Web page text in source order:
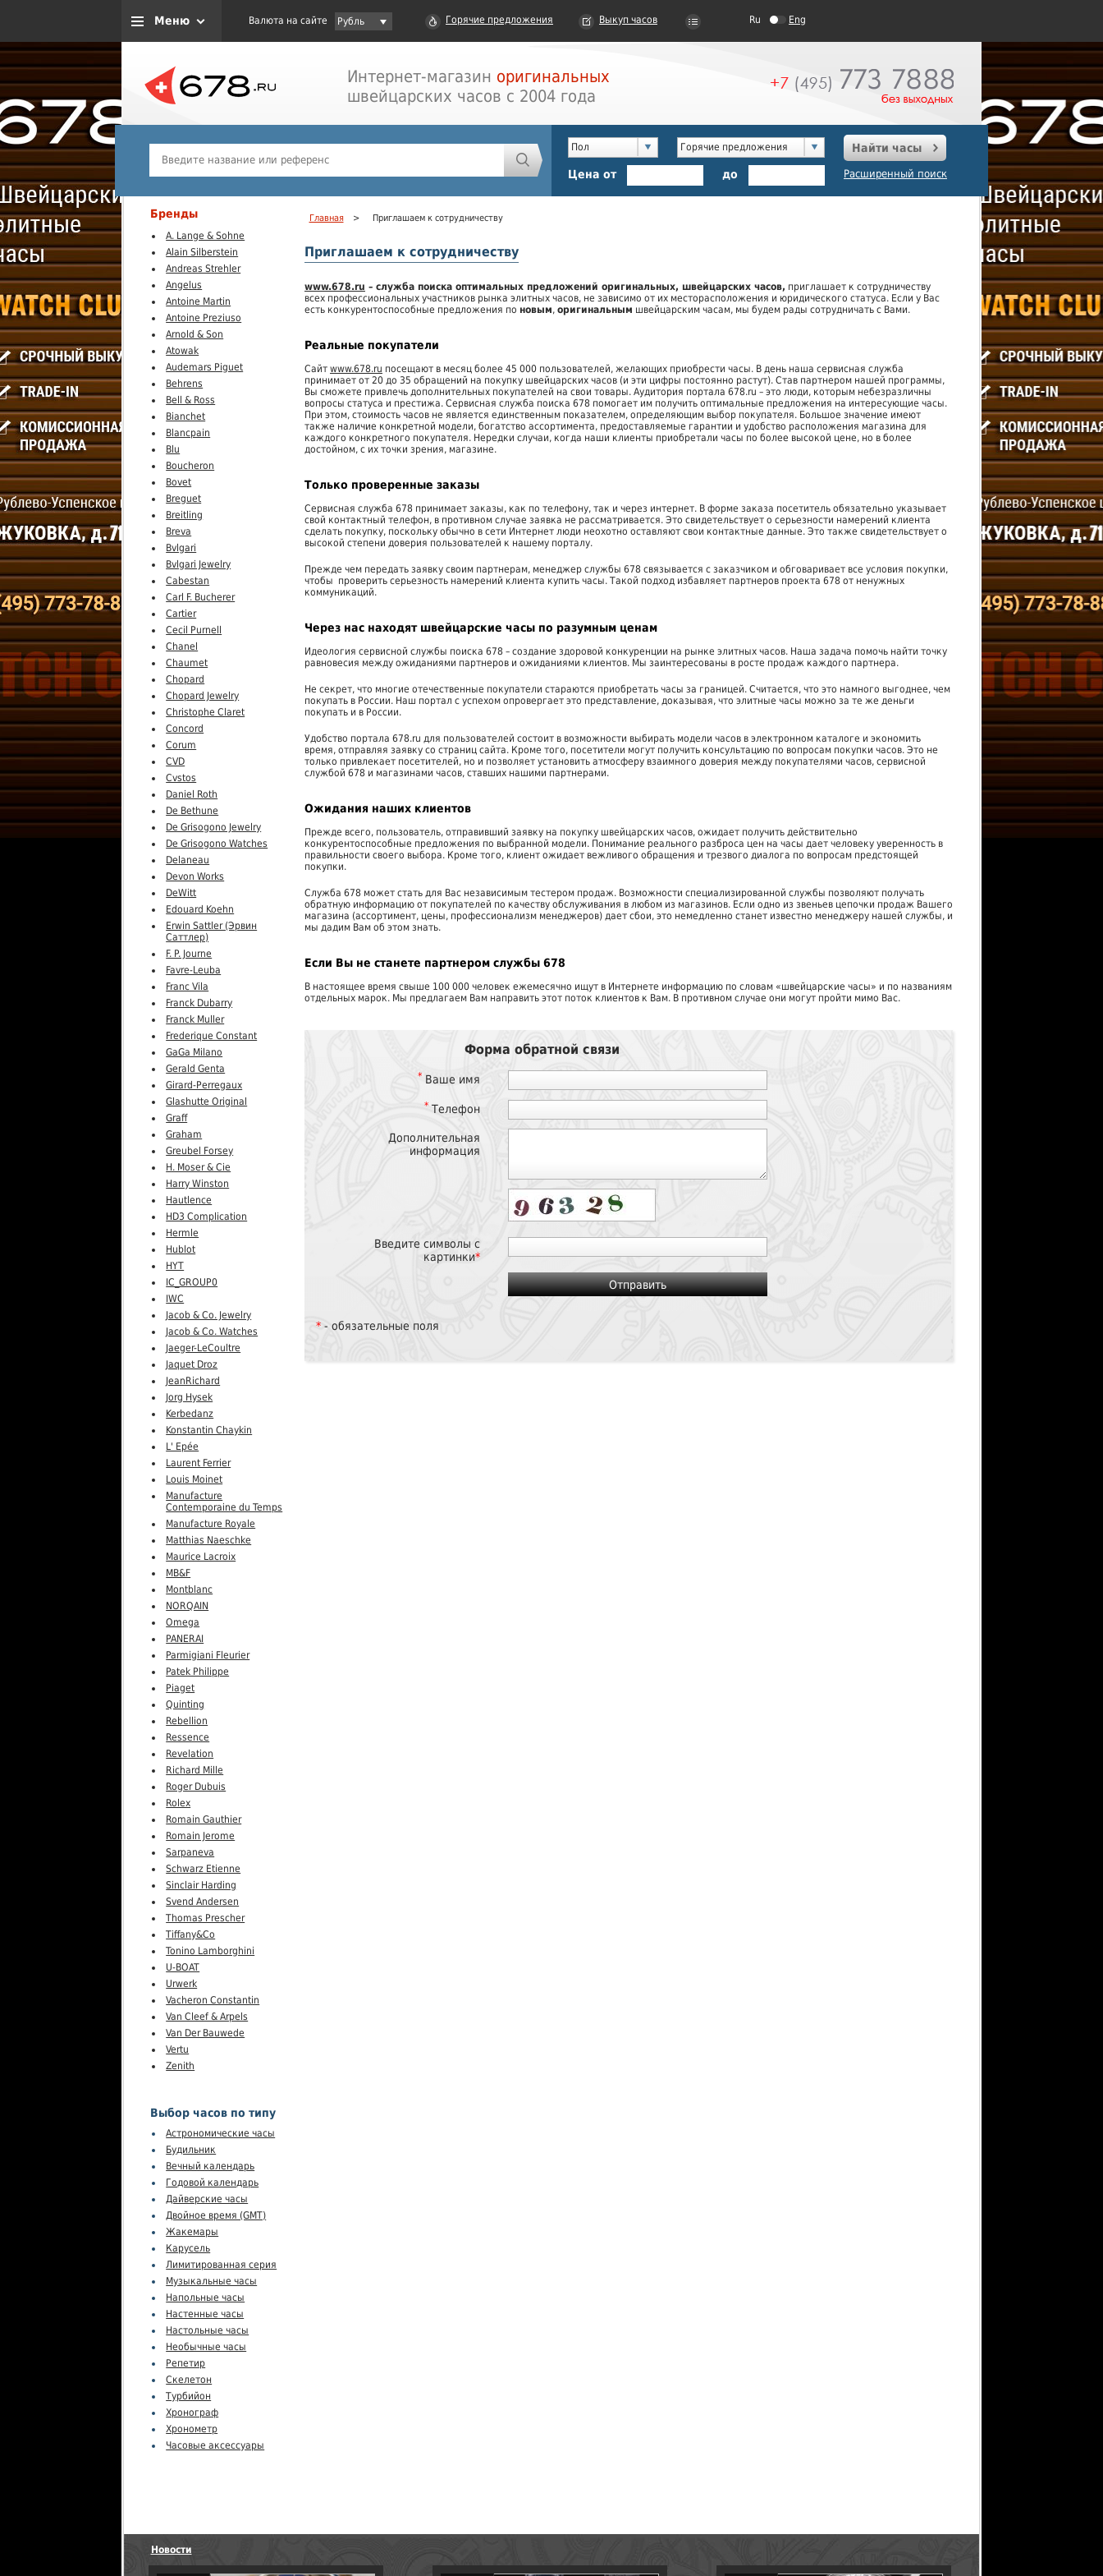
Меню Валюта на сайте Рубль Горячие предложения Выкуп часов Ru Eng
Интернет-магазин оригинальных
швейцарских часов с 2004 года
Пол Горячие предложения
Найти часы
Цена от
до Расширенный поиск
Бренды
A. Lange & Sohne
Alain Silberstein
Andreas Strehler
Angelus
Antoine Martin
Antoine Preziuso
Arnold & Son
Atowak
Audemars Piguet
Behrens
Bell & Ross
Bianchet
Blancpain
Blu
Boucheron
Bovet
Breguet
Breitling
Breva
Bvlgari
Bvlgari Jewelry
Cabestan
Carl F. Bucherer
Cartier
Cecil Purnell
Chanel
Chaumet
Chopard
Chopard Jewelry
Christophe Claret
Concord
Corum
CVD
Cvstos
Daniel Roth
De Bethune
De Grisogono Jewelry
De Grisogono Watches
Delaneau
Devon Works
DeWitt
Edouard Koehn
Erwin Sattler (Эрвин
Саттлер)
F. P. Journe
Favre-Leuba
Franc Vila
Franck Dubarry
Franck Muller
Frederique Constant
GaGa Milano
Gerald Genta
Girard-Perregaux
Glashutte Original
Graff
Graham
Greubel Forsey
H. Moser & Cie
Harry Winston
Hautlence
HD3 Complication
Hermle
Hublot
HYT
IC_GROUP0
IWC
Jacob & Co. Jewelry
Jacob & Co. Watches
Jaeger-LeCoultre
Jaquet Droz
JeanRichard
Jorg Hysek
Kerbedanz
Konstantin Chaykin
L' Epée
Laurent Ferrier
Louis Moinet
Manufacture
Contemporaine du Temps
Manufacture Royale
Matthias Naeschke
Maurice Lacroix
MB&F
Montblanc
NORQAIN
Omega
PANERAI
Parmigiani Fleurier
Patek Philippe
Piaget
Quinting
Rebellion
Ressence
Revelation
Richard Mille
Roger Dubuis
Rolex
Romain Gauthier
Romain Jerome
Sarpaneva
Schwarz Etienne
Sinclair Harding
Svend Andersen
Thomas Prescher
Tiffany&Co
Tonino Lamborghini
U-BOAT
Urwerk
Vacheron Constantin
Van Cleef & Arpels
Van Der Bauwede
Vertu
Zenith
Выбор часов по типу
Астрономические часы
Будильник
Вечный календарь
Годовой календарь
Дайверские часы
Двойное время (GMT)
Жакемары
Карусель
Лимитированная серия
Музыкальные часы
Напольные часы
Настенные часы
Настольные часы
Необычные часы
Репетир
Скелетон
Турбийон
Хронограф
Хронометр
Часовые аксессуары
Главная > Приглашаем к сотрудничеству
Приглашаем к сотрудничеству
www.678.ru – служба поиска оптимальных предложений оригинальных, швейцарских часов, приглашает к сотрудничеству
всех профессиональных участников рынка элитных часов, не зависимо от их месторасположения и юридического статуса. Если у Вас
есть конкурентоспособные предложения по новым, оригинальным швейцарским часам, мы будем рады сотрудничать с Вами.
Реальные покупатели
Сайт www.678.ru посещают в месяц более 45 000 пользователей, желающих приобрести часы. В день наша сервисная служба
принимает от 20 до 35 обращений на покупку швейцарских часов (и эти цифры постоянно растут). Став партнером нашей программы,
Вы сможете привлечь дополнительных покупателей на свои товары. Аудитория портала 678.ru – это люди, которым небезразличны
вопросы статуса и престижа. Сервисная служба поиска 678 помогает им получить оптимальные предложения на интересующие часы.
При этом, стоимость часов не является единственным показателем, определяющим выбор покупателя. Большое значение имеют
также наличие конкретной модели, богатство ассортимента, предоставляемые гарантии и удобство расположения магазина для
каждого конкретного покупателя. Нередки случаи, когда наши клиенты приобретали часы по более высокой цене, но в более
достойном, с их точки зрения, магазине.
Только проверенные заказы
Сервисная служба 678 принимает заказы, как по телефону, так и через интернет. В форме заказа посетитель обязательно указывает
свой контактный телефон, в противном случае заявка не рассматривается. Это свидетельствует о серьезности намерений клиента
сделать покупку, поскольку обычно в сети Интернет люди неохотно оставляют свои контактные данные. Это также свидетельствует о
высокой степени доверия пользователей к нашему порталу.
Прежде чем передать заявку своим партнерам, менеджер службы 678 связывается с заказчиком и обговаривает все условия покупки,
чтобы проверить серьезность намерений клиента купить часы. Такой подход избавляет партнеров проекта 678 от ненужных
коммуникаций.
Через нас находят швейцарские часы по разумным ценам
Идеология сервисной службы поиска 678 – создание здоровой конкуренции на рынке элитных часов. Наша задача помочь найти точку
равновесия между ожиданиями партнеров и ожиданиями клиентов. Мы заинтересованы в росте продаж каждого партнера.
Не секрет, что многие отечественные покупатели стараются приобретать часы за границей. Считается, что это намного выгоднее, чем
покупать в России. Наш портал с успехом опровергает это представление, доказывая, что элитные часы можно за те же деньги
покупать и в России.
Удобство портала 678.ru для пользователей состоит в возможности выбирать модели часов в электронном каталоге и экономить
время, отправляя заявку со страниц сайта. Кроме того, посетители могут получить консультацию по вопросам покупки часов. Это не
только привлекает посетителей, но и позволяет установить атмосферу взаимного доверия между покупателями часов, сервисной
службой 678 и магазинами часов, ставших нашими партнерами.
Ожидания наших клиентов
Прежде всего, пользователь, отправивший заявку на покупку швейцарских часов, ожидает получить действительно
конкурентоспособные предложения по выбранной модели. Понимание реального разброса цен на часы дает человеку уверенность в
правильности своего выбора. Кроме того, клиент ожидает вежливого обращения и трезвого диалога по вопросам предстоящей
покупки.
Служба 678 может стать для Вас независимым тестером продаж. Возможности специализированной службы позволяют получать
обратную информацию от покупателей по качеству обслуживания в любом из магазинов. Если одно из звеньев цепочки продаж Вашего
магазина (ассортимент, цены, профессионализм менеджеров) дает сбои, это немедленно станет известно менеджеру нашей службы, и
мы дадим Вам об этом знать.
Если Вы не станете партнером службы 678
В настоящее время свыше 100 000 человек ежемесячно ищут в Интернете информацию по словам «швейцарские часы» и по названиям
отдельных марок. Мы предлагаем Вам направить этот поток клиентов к Вам. В противном случае они могут пройти мимо Вас.
Форма обратной связи
* Ваше имя
* Телефон
Дополнительная
информация
Введите символы с
картинки*
* - обязательные поля
Новости